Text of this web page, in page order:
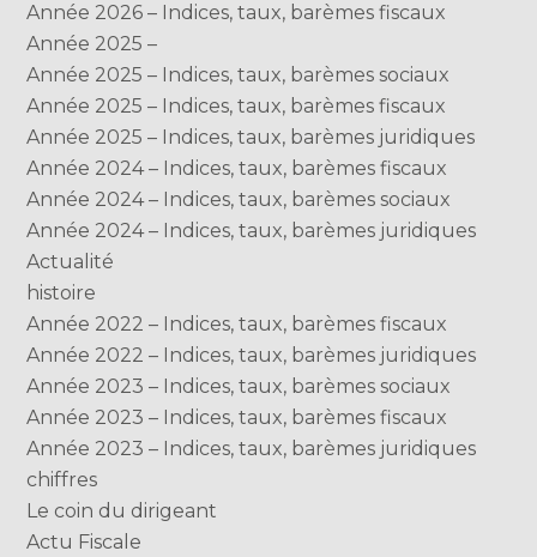
Année 2026 – Indices, taux, barèmes fiscaux
Année 2025 –
Année 2025 – Indices, taux, barèmes sociaux
Année 2025 – Indices, taux, barèmes fiscaux
Année 2025 – Indices, taux, barèmes juridiques
Année 2024 – Indices, taux, barèmes fiscaux
Année 2024 – Indices, taux, barèmes sociaux
Année 2024 – Indices, taux, barèmes juridiques
Actualité
histoire
Année 2022 – Indices, taux, barèmes fiscaux
Année 2022 – Indices, taux, barèmes juridiques
Année 2023 – Indices, taux, barèmes sociaux
Année 2023 – Indices, taux, barèmes fiscaux
Année 2023 – Indices, taux, barèmes juridiques
chiffres
Le coin du dirigeant
Actu Fiscale